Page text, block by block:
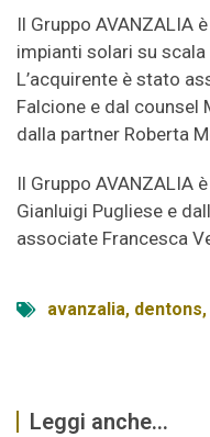
Il Gruppo AVANZALIA
impianti solari su
L’acquirente è stato
Falcione e dal
dalla partner Roberta
Il Gruppo AVANZALIA
Gianluigi Pugliese e
associate Francesca
avanzalia, dentons,
Leggi anche...